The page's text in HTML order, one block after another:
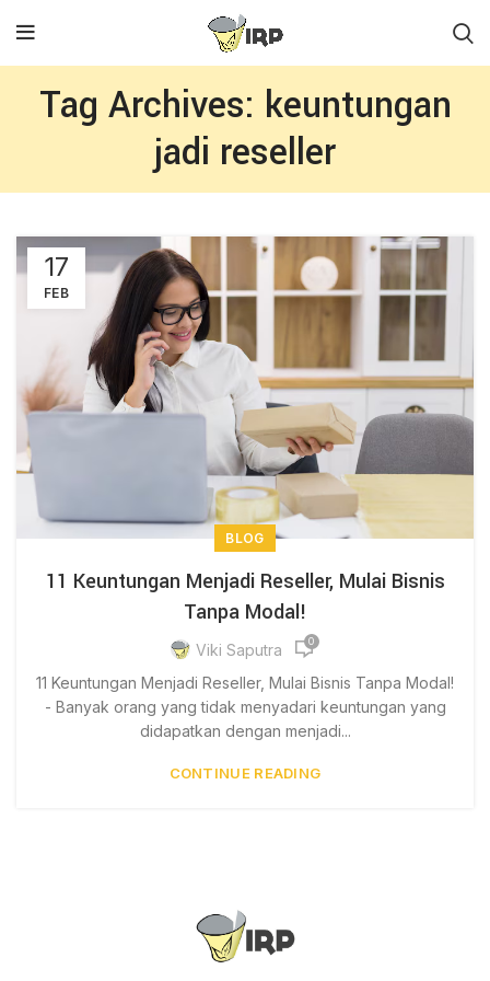
Tag Archives: keuntungan
jadi reseller
17
FEB
BLOG
11 Keuntungan Menjadi Reseller, Mulai Bisnis
Tanpa Modal!
Viki Saputra 0
11 Keuntungan Menjadi Reseller, Mulai Bisnis Tanpa Modal!
- Banyak orang yang tidak menyadari keuntungan yang
didapatkan dengan menjadi...
CONTINUE READING